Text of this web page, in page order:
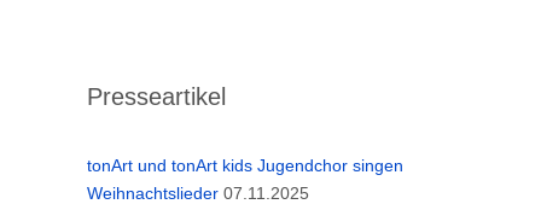
Presseartikel
tonArt und tonArt kids Jugendchor singen
Weihnachtslieder 07.11.2025